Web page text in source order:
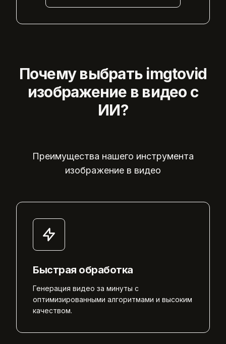
Почему выбрать imgtovid
изображение в видео с
ИИ?
Преимущества нашего инструмента
изображение в видео
Быстрая обработка
Генерация видео за минуты с
оптимизированными алгоритмами и высоким
качеством.